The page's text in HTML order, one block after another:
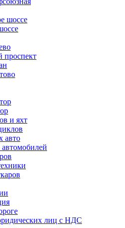
шоссе
проспект
и яхт
авто
автомобилей
лиц с НДС